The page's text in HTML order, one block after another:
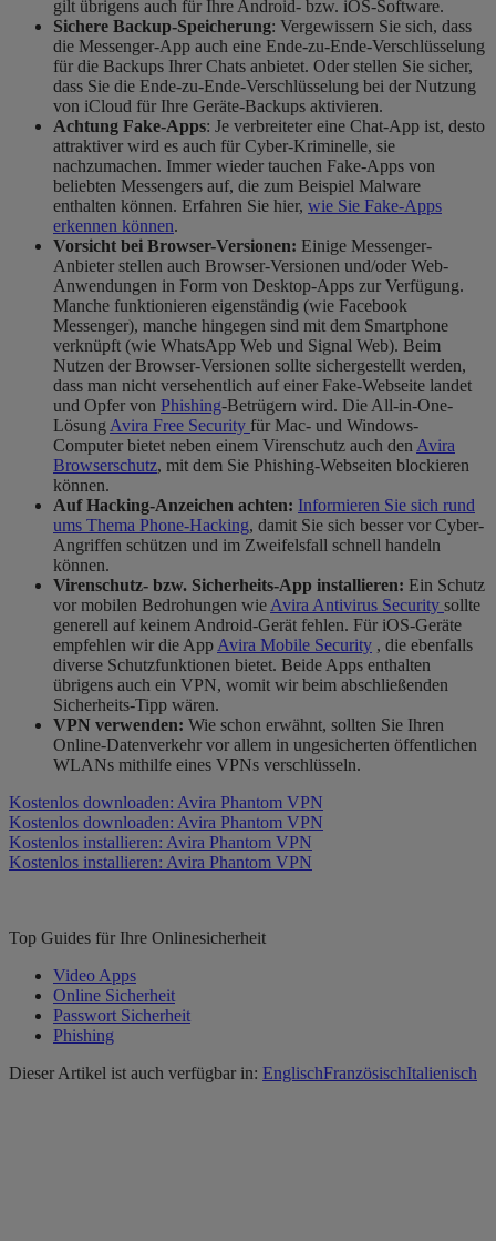
gilt übrigens auch für Ihre Android- bzw. iOS-Software.
Sichere Backup-Speicherung: Vergewissern Sie sich, dass
die Messenger-App auch eine Ende-zu-Ende-Verschlüsselung
für die Backups Ihrer Chats anbietet. Oder stellen Sie sicher,
dass Sie die Ende-zu-Ende-Verschlüsselung bei der Nutzung
von iCloud für Ihre Geräte-Backups aktivieren.
Achtung Fake-Apps: Je verbreiteter eine Chat-App ist, desto
attraktiver wird es auch für Cyber-Kriminelle, sie
nachzumachen. Immer wieder tauchen Fake-Apps von
beliebten Messengers auf, die zum Beispiel Malware
enthalten können. Erfahren Sie hier, wie Sie Fake-Apps
erkennen können.
Vorsicht bei Browser-Versionen: Einige Messenger-
Anbieter stellen auch Browser-Versionen und/oder Web-
Anwendungen in Form von Desktop-Apps zur Verfügung.
Manche funktionieren eigenständig (wie Facebook
Messenger), manche hingegen sind mit dem Smartphone
verknüpft (wie WhatsApp Web und Signal Web). Beim
Nutzen der Browser-Versionen sollte sichergestellt werden,
dass man nicht versehentlich auf einer Fake-Webseite landet
und Opfer von Phishing-Betrügern wird. Die All-in-One-
LösungAvira Free Security für Mac- und Windows-
Computer bietet neben einem Virenschutz auch denAvira
Browserschutz, mit dem Sie Phishing-Webseiten blockieren
können.
Auf Hacking-Anzeichen achten: Informieren Sie sich rund
ums Thema Phone-Hacking, damit Sie sich besser vor Cyber-
Angriffen schützen und im Zweifelsfall schnell handeln
können.
Virenschutz- bzw. Sicherheits-App installieren: Ein Schutz
vor mobilen Bedrohungen wieAvira Antivirus Security sollte
generell auf keinem Android-Gerät fehlen. Für iOS-Geräte
empfehlen wir die AppAvira Mobile Security , die ebenfalls
diverse Schutzfunktionen bietet. Beide Apps enthalten
übrigens auch ein VPN, womit wir beim abschließenden
Sicherheits-Tipp wären.
VPN verwenden: Wie schon erwähnt, sollten Sie Ihren
Online-Datenverkehr vor allem in ungesicherten öffentlichen
WLANs mithilfe eines VPNs verschlüsseln.
Kostenlos downloaden: Avira Phantom VPN
Kostenlos downloaden: Avira Phantom VPN
Kostenlos installieren: Avira Phantom VPN
Kostenlos installieren: Avira Phantom VPN
Top Guides für Ihre Onlinesicherheit
Video Apps
Online Sicherheit
Passwort Sicherheit
Phishing
Dieser Artikel ist auch verfügbar in: EnglischFranzösischItalienisch